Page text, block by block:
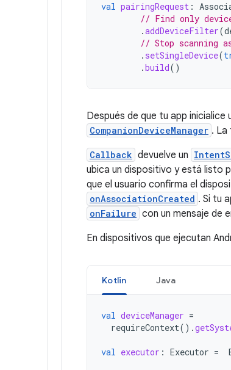
val pairingRequest :
// Find only
.addDeviceFilter(
// Stop scanning
. setSingleDevice(
.build()
Después de que tu app inicialice
CompanionDeviceManager . La
Callback devuelve un
ubica un dispositivo y está listo
que el usuario confirma el
onAssociationCreated . Si tu
onFailure con un mensaje de
En dispositivos que ejecutan
Kotlin Java
val deviceManager =
requireContext().
val executor : Executor =